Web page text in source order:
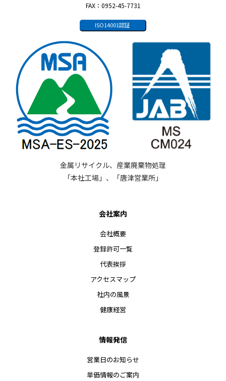
FAX：0952-45-7731
ISO14001認証
金属リサイクル、産業廃棄物処理
「本社工場」、「唐津営業所」
会社案内
会社概要
登録許可一覧
代表挨拶
アクセスマップ
社内の風景
健康経営
情報発信
営業日のお知らせ
単価情報のご案内